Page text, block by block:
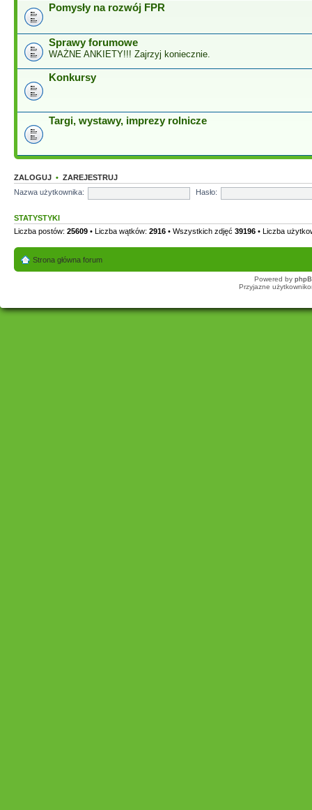
Pomysły na rozwój FPR
Sprawy forumowe
WAŻNE ANKIETY!!! Zajrzyj koniecznie.
Konkursy
Targi, wystawy, imprezy rolnicze
ZALOGUJ • ZAREJESTRUJ
Nazwa użytkownika:
Hasło:
STATYSTYKI
Liczba postów: 25609 • Liczba wątków: 2916 • Wszystkich zdjęć 39196 • Liczba
Strona główna forum
Powered by
Przyjazne